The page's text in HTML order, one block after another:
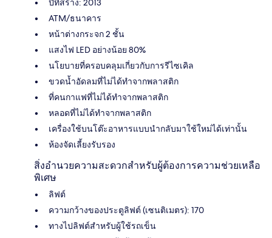
ปีที่สร้าง: 2013
ATM/ธนาคาร
หน้าต่างกระจก 2 ชั้น
แสงไฟ LED อย่างน้อย 80%
นโยบายที่ครอบคลุมเกี่ยวกับการรีไซเคิล
ขวดน้ำอัดลมที่ไม่ได้ทำจากพลาสติก
ที่คนกาแฟที่ไม่ได้ทำจากพลาสติก
หลอดที่ไม่ได้ทำจากพลาสติก
เครื่องใช้บนโต๊ะอาหารแบบนำกลับมาใช้ใหม่ได้เท่านั้น
ห้องจัดเลี้ยงรับรอง
สิ่งอำนวยความสะดวกสำหรับผู้ต้องการความช่วยเหลือ
พิเศษ
ลิฟต์
ความกว้างของประตูลิฟต์ (เซนติเมตร): 170
ทางไปลิฟต์สำหรับผู้ใช้รถเข็น